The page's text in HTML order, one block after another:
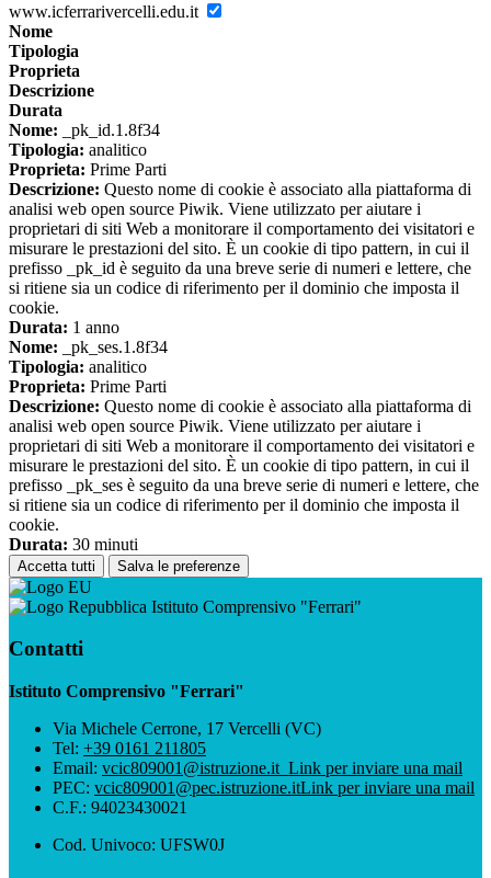
www.icferrarivercelli.edu.it
Nome
Tipologia
Proprieta
Descrizione
Durata
Nome: _pk_id.1.8f34
Tipologia: analitico
Proprieta: Prime Parti
Descrizione: Questo nome di cookie è associato alla piattaforma di
analisi web open source Piwik. Viene utilizzato per aiutare i
proprietari di siti Web a monitorare il comportamento dei visitatori e
misurare le prestazioni del sito. È un cookie di tipo pattern, in cui il
prefisso _pk_id è seguito da una breve serie di numeri e lettere, che
si ritiene sia un codice di riferimento per il dominio che imposta il
cookie.
Durata: 1 anno
Nome: _pk_ses.1.8f34
Tipologia: analitico
Proprieta: Prime Parti
Descrizione: Questo nome di cookie è associato alla piattaforma di
analisi web open source Piwik. Viene utilizzato per aiutare i
proprietari di siti Web a monitorare il comportamento dei visitatori e
misurare le prestazioni del sito. È un cookie di tipo pattern, in cui il
prefisso _pk_ses è seguito da una breve serie di numeri e lettere, che
si ritiene sia un codice di riferimento per il dominio che imposta il
cookie.
Durata: 30 minuti
Accetta tutti Salva le preferenze
Istituto Comprensivo "Ferrari"
Contatti
Istituto Comprensivo "Ferrari"
Via Michele Cerrone, 17 Vercelli (VC)
Tel: +39 0161 211805
Email: vcic809001@istruzione.it Link per inviare una mail
PEC: vcic809001@pec.istruzione.itLink per inviare una mail
C.F.: 94023430021
Cod. Univoco: UFSW0J